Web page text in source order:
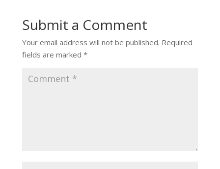
Submit a Comment
Your email address will not be published. Required
fields are marked *